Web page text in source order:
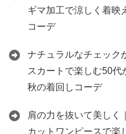
ギマ加工で涼しく着映
コーデ
ナチュラルなチェック
スカートで楽しむ50代
秋の着回しコーデ
肩の力を抜いて美しく
カットワンピースで楽